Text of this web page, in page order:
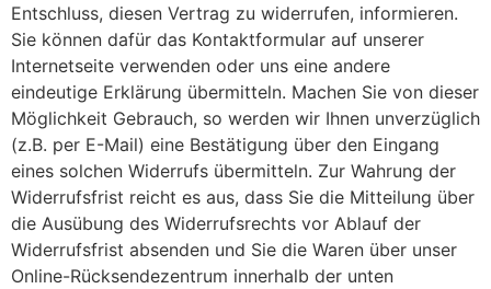
Entschluss, diesen Vertrag zu widerrufen, informieren.
Sie können dafür das Kontaktformular auf unserer
Internetseite verwenden oder uns eine andere
eindeutige Erklärung übermitteln. Machen Sie von dieser
Möglichkeit Gebrauch, so werden wir Ihnen unverzüglich
(z.B. per E-Mail) eine Bestätigung über den Eingang
eines solchen Widerrufs übermitteln. Zur Wahrung der
Widerrufsfrist reicht es aus, dass Sie die Mitteilung über
die Ausübung des Widerrufsrechts vor Ablauf der
Widerrufsfrist absenden und Sie die Waren über unser
Online-Rücksendezentrum innerhalb der unten